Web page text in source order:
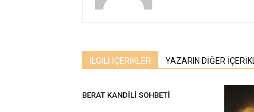
İLGİLİ İÇERİKLER YAZARIN DİĞER
BERAT KANDİLİ SOHBETİ